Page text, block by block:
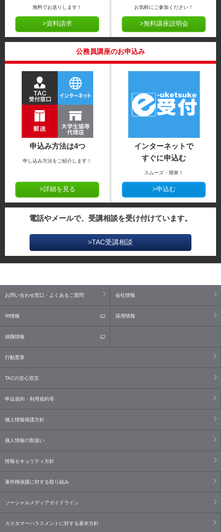
無料でお送りします！
>資料請求
お気軽にご参加ください！
>無料講座説明会
公務員講座のお申込み
申込み方法は4つ
申し込み方法をご紹介します！
>詳細を見る
インターネットで
すぐに申込む
スムーズ・簡単！
>申込む
電話やメールで、受講相談を受け付けています。
>TAC受講相談
お問い合わせ窓口・よくあるご質問 会社情報
IR情報 採用情報
就職情報
行動憲章
TACの安心宣言
申込規約・利用規約等
個人情報保護方針
個人情報の取扱い
情報セキュリティ方針
著作権保護に対する取り組み
ソーシャルメディアガイドライン
カスタマーハラスメントに対する基本方針